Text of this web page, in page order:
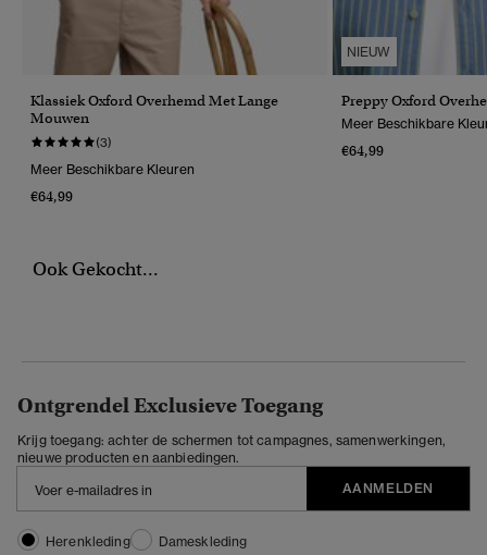
Klassiek Oxford Overhemd Met Lange
Mouwen
(3)
Meer Beschikbare Kleuren
€64,99
NIEUW
Preppy Oxford
Meer Beschikbare
€64,99
Ook Gekocht...
Ontgrendel Exclusieve Toegang
Krijg toegang: achter de schermen tot campagnes, samenwerkingen,
nieuwe producten en aanbiedingen.
AANMELDEN
Herenkleding
Dameskleding